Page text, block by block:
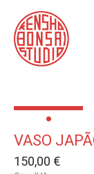
VASO
150,00 €